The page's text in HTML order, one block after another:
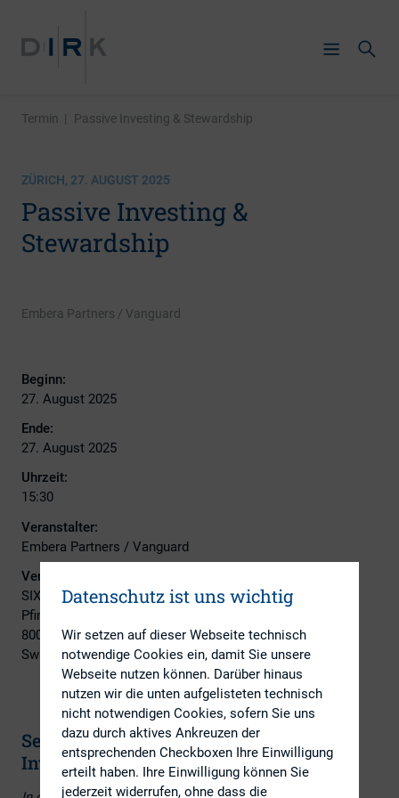
Termin | Passive Investing & Stewardship
ZÜRICH, 27. AUGUST 2025
Passive Investing &
Stewardship
Embera Partners / Vanguard
Beginn:
27. August 2025
Ende:
27. August 2025
Uhrzeit:
15:30
Veranstalter:
Embera Partners / Vanguard
Veranstaltungsort:
SIX Securities Services AG
Pfingstweidstrasse 110
8005 Zürich
Switzerland
Session Overview: Vanguard on Passive
Investing & Stewardship
Datenschutz ist uns wichtig
Wir setzen auf dieser Webseite technisch
notwendige Cookies ein, damit Sie unsere
Webseite nutzen können. Darüber hinaus
nutzen wir die unten aufgelisteten technisch
nicht notwendigen Cookies, sofern Sie uns
dazu durch aktives Ankreuzen der
entsprechenden Checkboxen Ihre Einwilligung
erteilt haben. Ihre Einwilligung können Sie
jederzeit widerrufen, ohne dass die